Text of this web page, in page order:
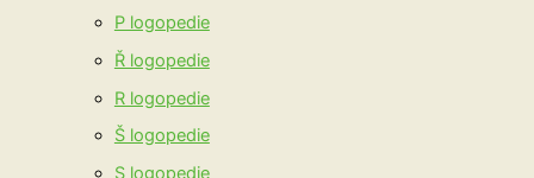
P logopedie
Ř logopedie
R logopedie
Š logopedie